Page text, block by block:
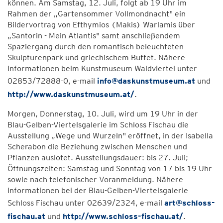
können. Am Samstag, 12. Juli, folgt ab 19 Uhr im
Rahmen der „Gartensommer Vollmondnacht" ein
Bildervortrag von Efthymios (Makis) Warlamis über
„Santorin - Mein Atlantis" samt anschließendem
Spaziergang durch den romantisch beleuchteten
Skulpturenpark und griechischem Buffet. Nähere
Informationen beim Kunstmuseum Waldviertel unter
02853/72888-0, e-mail info@daskunstmuseum.at und
http://www.daskunstmuseum.at/.
Morgen, Donnerstag, 10. Juli, wird um 19 Uhr in der
Blau-Gelben-Viertelsgalerie im Schloss Fischau die
Ausstellung „Wege und Wurzeln" eröffnet, in der Isabella
Scherabon die Beziehung zwischen Menschen und
Pflanzen auslotet. Ausstellungsdauer: bis 27. Juli;
Öffnungszeiten: Samstag und Sonntag von 17 bis 19 Uhr
sowie nach telefonischer Voranmeldung. Nähere
Informationen bei der Blau-Gelben-Viertelsgalerie
Schloss Fischau unter 02639/2324, e-mail art@schloss-
fischau.at und http://www.schloss-fischau.at/.